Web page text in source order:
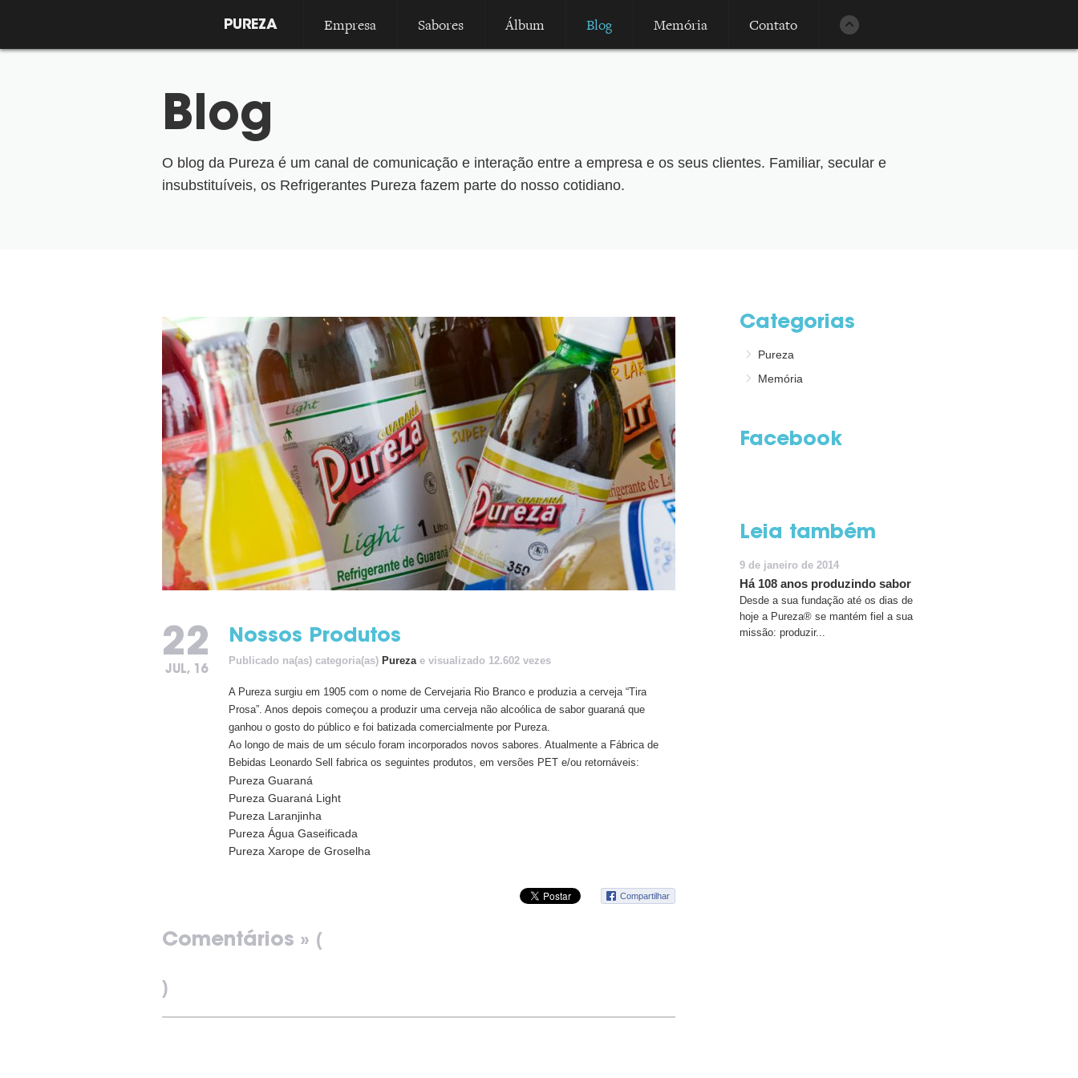
PUREZA Empresa Sabores Álbum Blog Memória Contato
Blog
O blog da Pureza é um canal de comunicação e interação entre a empresa e os seus clientes. Familiar, secular e
insubstituíveis, os Refrigerantes Pureza fazem parte do nosso cotidiano.
22
JUL, 16
Nossos Produtos
Publicado na(as) categoria(as) Purezae visualizado 12.602 vezes
A Pureza surgiu em 1905 com o nome de Cervejaria Rio Branco e produzia a cerveja “Tira
Prosa”. Anos depois começou a produzir uma cerveja não alcoólica de sabor guaraná que
ganhou o gosto do público e foi batizada comercialmente por Pureza.
Ao longo de mais de um século foram incorporados novos sabores. Atualmente a Fábrica de
Bebidas Leonardo Sell fabrica os seguintes produtos, em versões PET e/ou retornáveis:
Pureza Guaraná
Pureza Guaraná Light
Pureza Laranjinha
Pureza Água Gaseificada
Pureza Xarope de Groselha
Compartilhar
Comentários » (
)
Categorias
Pureza
Memória
Facebook
Leia também
9 de janeiro de 2014
Há 108 anos produzindo sabor
Desde a sua fundação até os dias de
hoje a Pureza® se mantém fiel a sua
missão: produzir...